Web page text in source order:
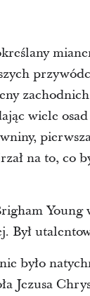
wiele
na to, co
Był
było
Jezusa